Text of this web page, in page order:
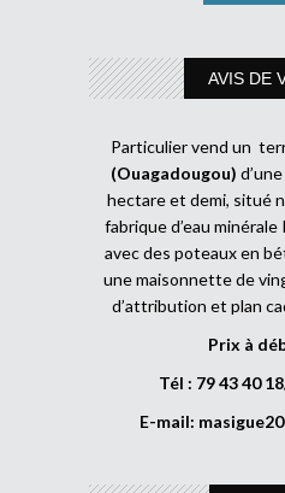
AVIS DE
Particulier vend un
(Ouagadougou)
hectare et demi, situé
fabrique d’eau
avec des poteaux en
une maisonnette de
d’attribution et plan
Prix à
Tél : 79 43 40
E-mail: